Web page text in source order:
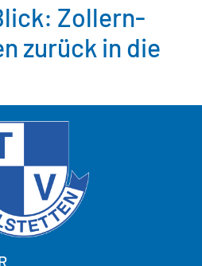
Zollern-
zurück in die